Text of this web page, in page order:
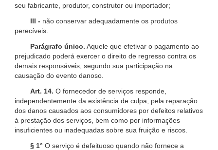
seu fabricante, produtor, construtor ou importador;
III - não conservar adequadamente os produtos
perecíveis.
Parágrafo único. Aquele que efetivar o pagamento ao
prejudicado poderá exercer o direito de regresso contra os
demais responsáveis, segundo sua participação na
causação do evento danoso.
Art. 14. O fornecedor de serviços responde,
independentemente da existência de culpa, pela reparação
dos danos causados aos consumidores por defeitos relativos
à prestação dos serviços, bem como por informações
insuficientes ou inadequadas sobre sua fruição e riscos.
§ 1° O serviço é defeituoso quando não fornece a